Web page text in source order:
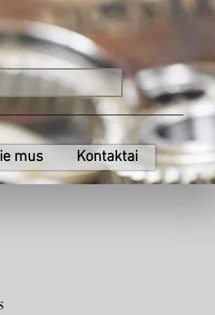
mus Kontaktai